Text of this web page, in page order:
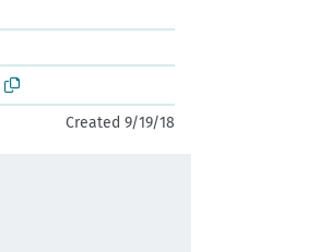
Created 9/19/18